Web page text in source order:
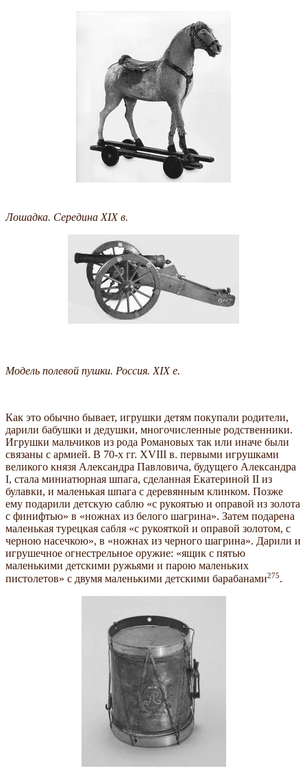
Лошадка. Середина XIX в.
Модель полевой пушки. Россия. XIX е.
Как это обычно бывает, игрушки детям покупали родители,
дарили бабушки и дедушки, многочисленные родственники.
Игрушки мальчиков из рода Романовых так или иначе были
связаны с армией. В 70-х гг. XVIII в. первыми игрушками
великого князя Александра Павловича, будущего Александра
I, стала миниатюрная шпага, сделанная Екатериной II из
булавки, и маленькая шпага с деревянным клинком. Позже
ему подарили детскую саблю «с рукоятью и оправой из золота
с финифтью» в «ножнах из белого шагрина». Затем подарена
маленькая турецкая сабля «с рукояткой и оправой золотом, с
черною насечкою», в «ножнах из черного шагрина». Дарили и
игрушечное огнестрельное оружие: «ящик с пятью
маленькими детскими ружьями и парою маленьких
пистолетов» с двумя маленькими детскими барабанами275.